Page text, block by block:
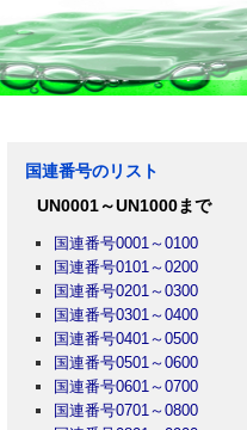
国連番号のリスト
UN0001～UN1000まで
国連番号0001～0100
国連番号0101～0200
国連番号0201～0300
国連番号0301～0400
国連番号0401～0500
国連番号0501～0600
国連番号0601～0700
国連番号0701～0800